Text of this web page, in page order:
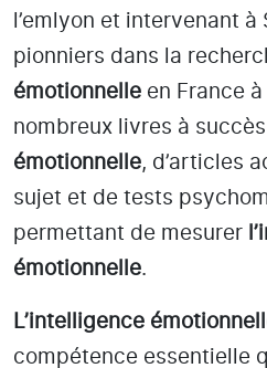
l’emlyon et intervenant à
pionniers dans la
émotionnelle en France
nombreux livres à
émotionnelle, d’articles
sujet et de tests
permettant de mesurer
émotionnelle.
L’intelligence
compétence essentielle